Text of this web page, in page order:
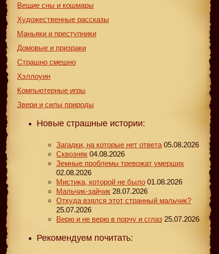
Вещие сны и кошмары
Художественные рассказы
Маньяки и преступники
Домовые и призраки
Страшно смешно
Хэллоуин
Компьютерные игры
Звери и силы природы
Новые страшные истории:
Загадки, на которые нет ответа 05.08.2026
Сквозняк 04.08.2026
Земные проблемы тревожат умерших
02.08.2026
Мистика, которой не было 01.08.2026
Мальчик-зайчик 28.07.2026
Откуда взялся этот странный мальчик?
25.07.2026
Верю и не верю в порчу и сглаз 25.07.2026
Рекомендуем почитать: